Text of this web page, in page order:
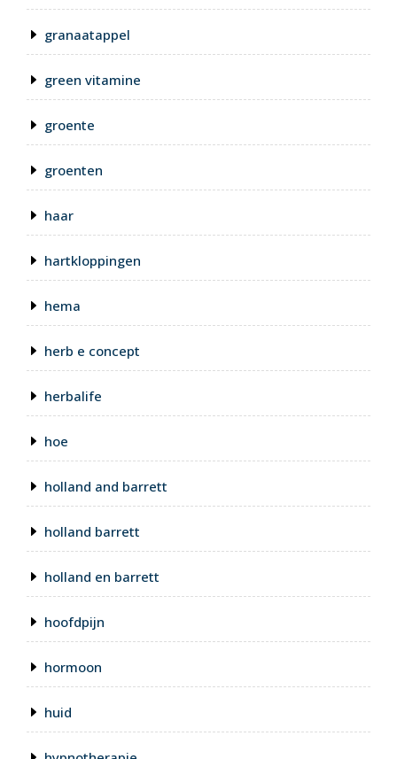
granaatappel
green vitamine
groente
groenten
haar
hartkloppingen
hema
herb e concept
herbalife
hoe
holland and barrett
holland barrett
holland en barrett
hoofdpijn
hormoon
huid